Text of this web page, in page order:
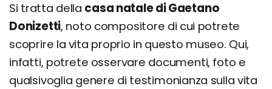
Si tratta della casa natale di Gaetano
Donizetti, noto compositore di cui potrete
scoprire la vita proprio in questo museo. Qui,
infatti, potrete osservare documenti, foto e
qualsivoglia genere di testimonianza sulla vita